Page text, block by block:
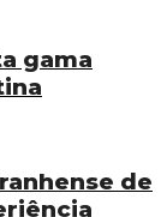
gama
de